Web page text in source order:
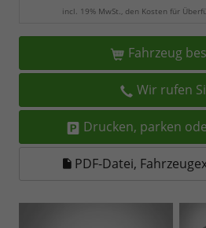
incl. 19% MwSt., den Kosten für
Fahrzeug
Wir rufen
Drucken, parken
PDF-Datei,